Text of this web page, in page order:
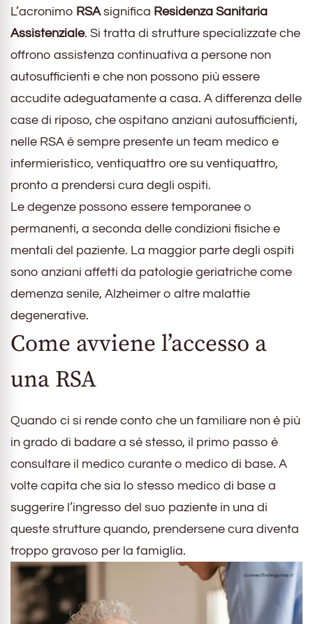
L’acronimo RSAsignifica Residenza Sanitaria
Assistenziale. Si tratta di strutture specializzate che
offrono assistenza continuativa a persone non
autosufficienti e che non possono più essere
accudite adeguatamente a casa. A differenza delle
case di riposo, che ospitano anziani autosufficienti,
nelle RSA è sempre presente un team medico e
infermieristico, ventiquattro ore su ventiquattro,
pronto a prendersi cura degli ospiti.
Le degenze possono essere temporanee o
permanenti, a seconda delle condizioni fisiche e
mentali del paziente. La maggior parte degli ospiti
sono anziani affetti da patologie geriatriche come
demenza senile, Alzheimer o altre malattie
degenerative.
Come avviene l’accesso a
una RSA
Quando ci si rende conto che un familiare non è più
in grado di badare a sé stesso, il primo passo è
consultare il medico curante o medico di base. A
volte capita che sia lo stesso medico di base a
suggerire l’ingresso del suo paziente in una di
queste strutture quando, prendersene cura diventa
troppo gravoso per la famiglia.